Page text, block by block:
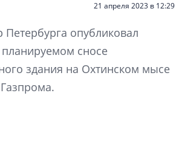
21 апреля 2023 в 12:29
Петербурга опубликовал
сносе
здания на Охтинском мысе